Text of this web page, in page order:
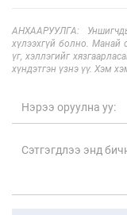
АНХААРУУЛГА:
хүлээхгүй болно. Манай
үг, хэллэгийг
хүндэтгэн үзнэ үү. Хэм